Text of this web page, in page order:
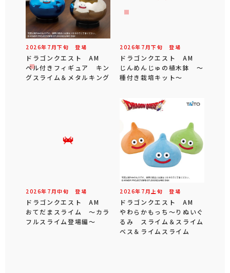
2026年 7 月下旬 登場
ドラゴンクエスト AM
ベル付きフィギュア キン
グスライム＆メタルキング
2026年 7 月下旬 登場
ドラゴンクエスト AM
じんめんじゅの植木鉢 ～
種付き栽培キット～
2026年 7 月中旬 登場
ドラゴンクエスト AM
おてだまスライム ～カラ
フルスライム登場編～
2026年 7 月 上旬 登場
ドラゴンクエスト AM
やわらかもっち～りぬいぐ
るみ スライム＆スライム
ベス＆ライムスライム